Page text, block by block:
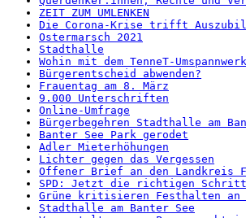
ZEIT ZUM UMLENKEN
Die Corona-Krise trifft
Ostermarsch 2021
Stadthalle
Wohin mit dem TenneT-
Bürgerentscheid abwenden?
Frauentag am 8. März
9.000 Unterschriften
Online-Umfrage
Bürgerbegehren Stadthalle am
Banter See Park gerodet
Adler Mieterhöhungen
Lichter gegen das Vergessen
Offener Brief an den Landkreis
SPD: Jetzt die richtigen
Grüne kritisieren Festhalten an
Stadthalle am Banter See